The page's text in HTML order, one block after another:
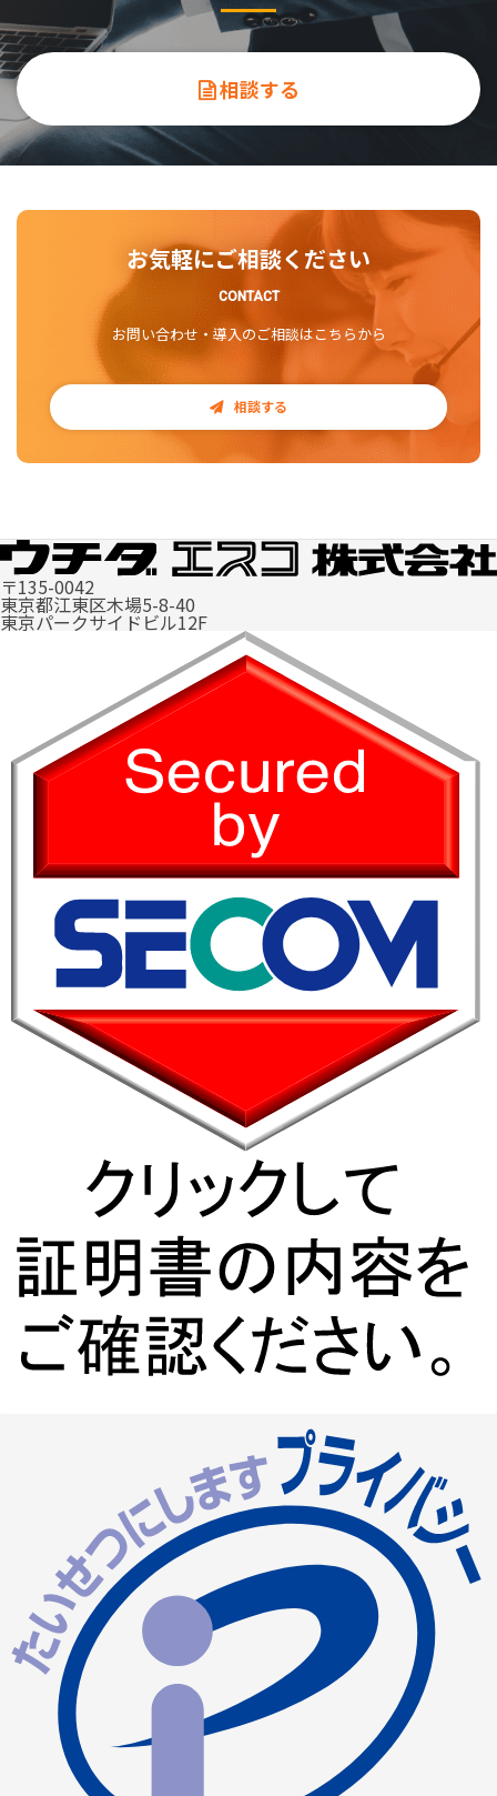
相談する
お気軽にご相談ください
CONTACT
お問い合わせ・導入のご相談はこちらから
相談する
〒135-0042
東京都江東区木場5-8-40
東京パークサイドビル12F